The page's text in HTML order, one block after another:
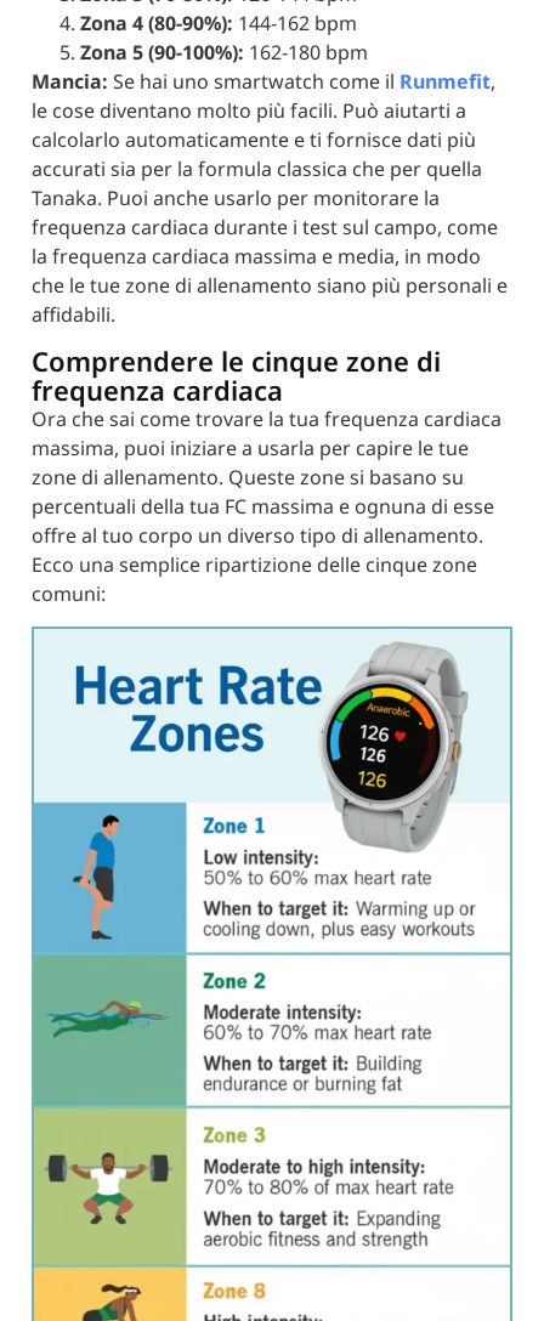
Zona 4 (80-90%): 144-162 bpm
Zona 5 (90-100%): 162-180 bpm
Mancia: Se hai uno smartwatch come il Runmefit,
le cose diventano molto più facili. Può aiutarti a
calcolarlo automaticamente e ti fornisce dati più
accurati sia per la formula classica che per quella
Tanaka. Puoi anche usarlo per monitorare la
frequenza cardiaca durante i test sul campo, come
la frequenza cardiaca massima e media, in modo
che le tue zone di allenamento siano più personali e
affidabili.
Comprendere le cinque zone di
frequenza cardiaca
Ora che sai come trovare la tua frequenza cardiaca
massima, puoi iniziare a usarla per capire le tue
zone di allenamento. Queste zone si basano su
percentuali della tua FC massima e ognuna di esse
offre al tuo corpo un diverso tipo di allenamento.
Ecco una semplice ripartizione delle cinque zone
comuni: